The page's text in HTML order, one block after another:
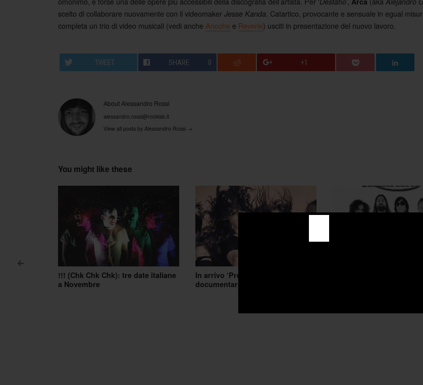
Post navigation
<
scelto di collaborare nuovamente con il videomaker Jesse Kanda . Catartico, provocante e sensuale in egual
completa un trio di video musicali (vedi anche Anoche e Reverie) usciti in presentazione del nuovo lavoro.
TWEET SHARE 0 +1
About Alessandro Rossi
alessandro.rossi@rocklab.it
View all posts by Alessandro Rossi →
You might like these
!!! (Chk Chk Chk): tre date italiane
a Novembre
In arrivo ‘Pretend We’re Dead’ il
documentario sulle L7
Lords Of Altamont: i